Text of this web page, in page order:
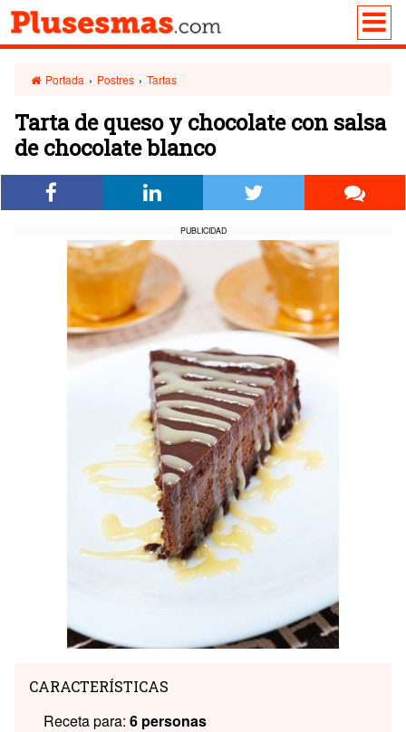
Portada › Postres › Tartas
Tarta de queso y chocolate con salsa
de chocolate blanco
PUBLICIDAD
CARACTERÍSTICAS
Receta para: 6 personas